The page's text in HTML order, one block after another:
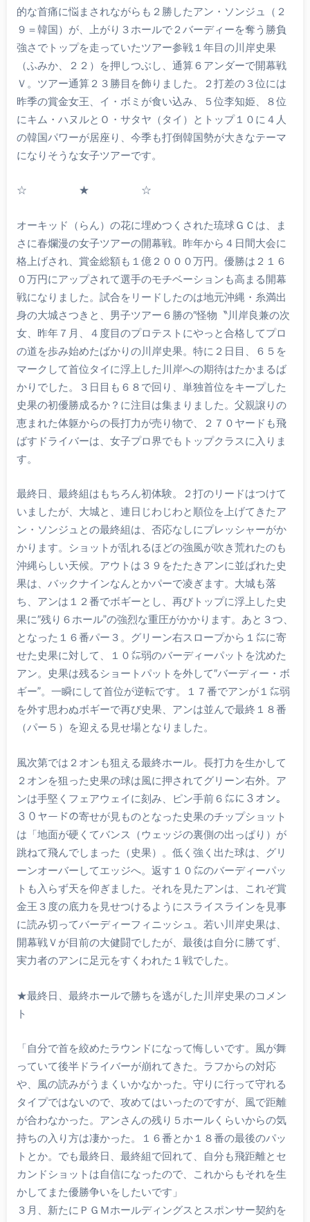
的な首痛に悩まされながらも２勝したアン・ソンジュ（２
９＝韓国）が、上がり３ホールで２バーディーを奪う勝負
強さでトップを走っていたツアー参戦１年目の川岸史果
（ふみか、２２）を押しつぶし、通算６アンダーで開幕戦
Ｖ。ツアー通算２３勝目を飾りました。２打差の３位には
昨季の賞金女王、イ・ボミが食い込み、５位李知姫、８位
にキム・ハヌルとＯ・サタヤ（タイ）とトップ１０に４人
の韓国パワーが居座り、今季も打倒韓国勢が大きなテーマ
になりそうな女子ツアーです。
☆ ★ ☆
オーキッド（らん）の花に埋めつくされた琉球ＧＣは、ま
さに春爛漫の女子ツアーの開幕戦。昨年から４日間大会に
格上げされ、賞金総額も１億２０００万円。優勝は２１６
０万円にアップされて選手のモチベーションも高まる開幕
戦になりました。試合をリードしたのは地元沖縄・糸満出
身の大城さつきと、男子ツアー６勝の″怪物〝川岸良兼の次
女、昨年７月、４度目のプロテストにやっと合格してプロ
の道を歩み始めたばかりの川岸史果。特に２日目、６５を
マークして首位タイに浮上した川岸への期待はたかまるば
かりでした。３日目も６８で回り、単独首位をキープした
史果の初優勝成るか？に注目は集まりました。父親譲りの
恵まれた体躯からの長打力が売り物で、２７０ヤードも飛
ばすドライバーは、女子プロ界でもトップクラスに入りま
す。
最終日、最終組はもちろん初体験。２打のリードはつけて
いましたが、大城と、連日じわじわと順位を上げてきたア
ン・ソンジュとの最終組は、否応なしにプレッシャーがか
かります。ショットが乱れるほどの強風が吹き荒れたのも
沖縄らしい天候。アウトは３９をたたきアンに並ばれた史
果は、バックナインなんとかパーで凌ぎます。大城も落
ち、アンは１２番でボギーとし、再びトップに浮上した史
果に″残り６ホール”の強烈な重圧がかかります。あと３つ、
となった１６番パー３。グリーン右スロープから１㍍に寄
せた史果に対して、１０㍍弱のバーディーパットを沈めた
アン。史果は残るショートパットを外して″バーディー・ボ
ギー”。一瞬にして首位が逆転です。１７番でアンが１㍍弱
を外す思わぬボギーで再び史果、アンは並んで最終１８番
（パー５）を迎える見せ場となりました。
風次第では２オンも狙える最終ホール。長打力を生かして
２オンを狙った史果の球は風に押されてグリーン右外。ア
ンは手堅くフェアウェイに刻み、ピン手前６㍍に３オン。
３０ヤードの寄せが見ものとなった史果のチップショット
は「地面が硬くてバンス（ウェッジの裏側の出っぱり）が
跳ねて飛んでしまった（史果）。低く強く出た球は、グリ
ーンオーバーしてエッジへ。返す１０㍍のバーディーパッ
トも入らず天を仰ぎました。それを見たアンは、これぞ賞
金王３度の底力を見せつけるようにスライスラインを見事
に読み切ってバーディーフィニッシュ。若い川岸史果は、
開幕戦Ｖが目前の大健闘でしたが、最後は自分に勝てず、
実力者のアンに足元をすくわれた１戦でした。
★最終日、最終ホールで勝ちを逃がした川岸史果のコメン
ト
「自分で首を絞めたラウンドになって悔しいです。風が舞
っていて後半ドライバーが崩れてきた。ラフからの対応
や、風の読みがうまくいかなかった。守りに行って守れる
タイプではないので、攻めてはいったのですが、風で距離
が合わなかった。アンさんの残り５ホールくらいからの気
持ちの入り方は凄かった。１６番とか１８番の最後のパッ
トとか。でも最終日、最終組で回れて、自分も飛距離とセ
カンドショットは自信になったので、これからもそれを生
かしてまた優勝争いをしたいです」
３月、新たにＰＧＭホールディングスとスポンサー契約を